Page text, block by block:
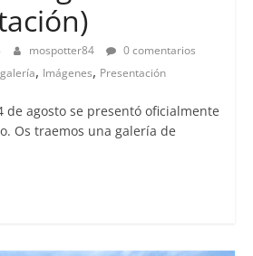
mospotter84
0 comentarios
galería, Imágenes, Presentación
de agosto se presentó oficialmente
Os traemos una galería de